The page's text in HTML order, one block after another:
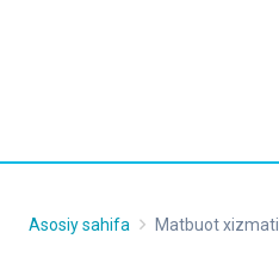
Asosiy sahifa Matbuot xizmati